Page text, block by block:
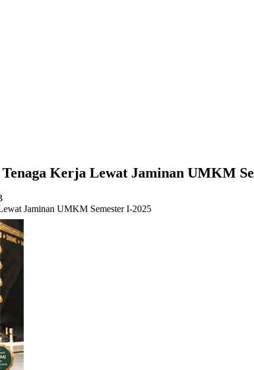
Kerja Lewat Jaminan UMKM